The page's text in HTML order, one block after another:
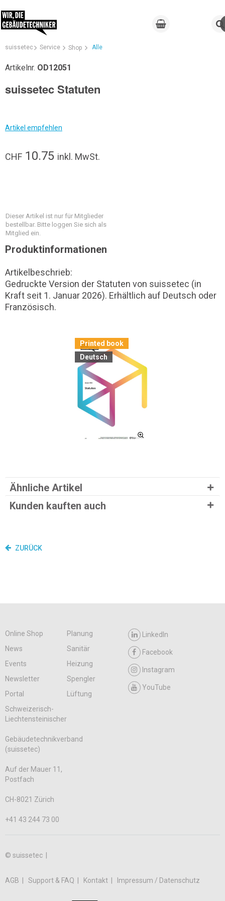
suissetec Service Shop Alle
Artikelnr. OD12051
suissetec Statuten
Artikel empfehlen
CHF 10.75 inkl. MwSt.
Dieser Artikel ist nur für Mitglieder
bestellbar. Bitte loggen Sie sich als
Mitglied ein.
Produktinformationen
Artikelbeschrieb:
Gedruckte Version der Statuten von suissetec (in
Kraft seit 1. Januar 2026). Erhältlich auf Deutsch oder
Französisch.
Printed book
Deutsch
Ähnliche Artikel
Kunden kauften auch
ZURÜCK
Online Shop
Planung
News
Sanitär
Events
Heizung
Newsletter
Spengler
Portal
Lüftung
LinkedIn
Facebook
Instagram
YouTube
Schweizerisch-
Liechtensteinischer
Gebäudetechnikverband
(suissetec)
Auf der Mauer 11,
Postfach
CH-8021 Zürich
+41 43 244 73 00
© suissetec |
AGB Support & FAQ Kontakt Impressum / Datenschutz